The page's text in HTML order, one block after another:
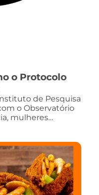
o Protocolo
de Pesquisa
o Observatório
mulheres…